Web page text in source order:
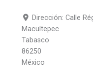
Dirección:Calle
Macultepec
Tabasco
86250
México